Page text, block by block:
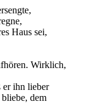
Haus sei,
Wirklich,
er ihn lieber
dem